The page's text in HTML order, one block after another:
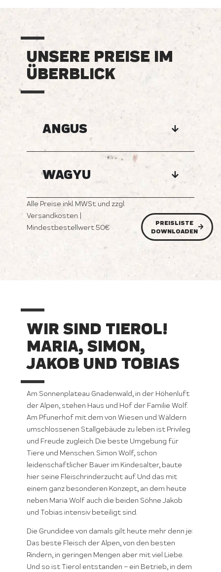
UNSERE PREISE IM
ÜBERBLICK
ANGUS
WAGYU
Alle Preise inkl. MWSt. und zzgl.
Versandkosten. |
Mindestbestellwert 50€
PREISLISTE
DOWNLOADEN
WIR SIND TIEROL!
MARIA, SIMON,
JAKOB UND TOBIAS
Am Sonnenplateau Gnadenwald, in der Höhenluft
der Alpen, stehen Haus und Hof der Familie Wolf.
Am Pfunerhof mit dem von Wiesen und Wäldern
umschlossenen Stallgebäude zu leben ist Privileg
und Freude zugleich. Die beste Umgebung für
Tiere und Menschen. Simon Wolf, schon
leidenschaftlicher Bauer im Kindesalter, baute
hier seine Fleischrinderzucht auf. Und das mit
einem ganz besonderen Konzept, an dem heute
neben Maria Wolf auch die beiden Söhne Jakob
und Tobias intensiv beteiligt sind.
Die Grundidee von damals gilt heute mehr denn je:
Das beste Fleisch der Alpen, von den besten
Rindern, in geringen Mengen aber mit viel Liebe.
Und so ist Tierol entstanden – ein Betrieb, in dem